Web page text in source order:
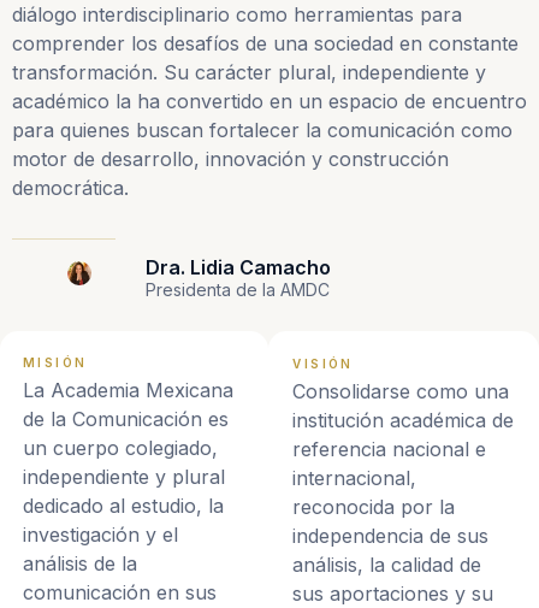
diálogo interdisciplinario como herramientas para
comprender los desafíos de una sociedad en constante
transformación. Su carácter plural, independiente y
académico la ha convertido en un espacio de encuentro
para quienes buscan fortalecer la comunicación como
motor de desarrollo, innovación y construcción
democrática.
Dra. Lidia Camacho
Presidenta de la AMDC
MISIÓN
La Academia Mexicana
de la Comunicación es
un cuerpo colegiado,
independiente y plural
dedicado al estudio, la
investigación y el
análisis de la
comunicación en sus
VISIÓN
Consolidarse como una
institución académica de
referencia nacional e
internacional,
reconocida por la
independencia de sus
análisis, la calidad de
sus aportaciones y su